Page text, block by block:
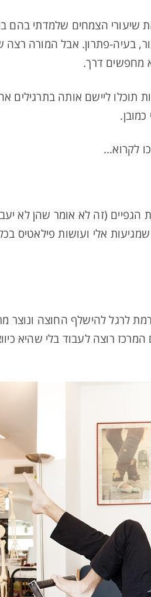
שיעורי הצמחים שלמדתי בהם
בעיה-פתרון. אבל המורה רצה
מחפשים דרך.
תוכלו ליישם אותה בתרגילים
לקרוא…
הגפיים (זה לא אומר שהן לא
אלי ועושות פילאטיס
לרגל להישלף החוצה ונוצר
רוצה לעבוד בלי שהיא